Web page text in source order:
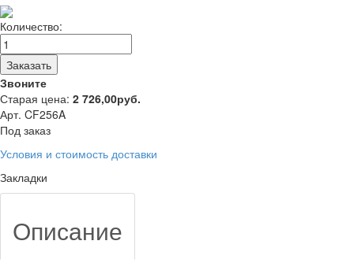
Количество:
Заказать
Звоните
Старая цена: 2 726,00руб.
Арт. CF256A
Под заказ
Условия и стоимость доставки
Закладки
Описание